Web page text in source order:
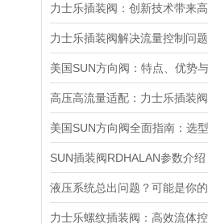
力士乐插装阀解决流量控制问题
SUN插装阀RDHALAN参数介绍